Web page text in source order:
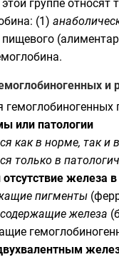
группе
(1)
пищевого
и
или патологии
как в норме, так и
только в
железа
пигменты
железа